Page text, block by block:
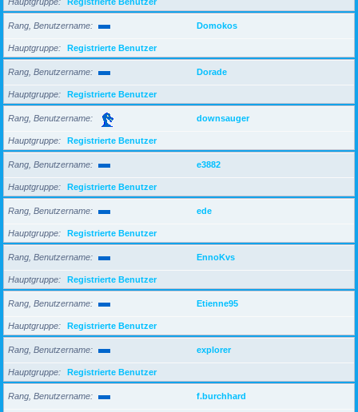
Rang, Benutzername Domokos
Hauptgruppe Registrierte Benutzer
Rang, Benutzername Dorade
Hauptgruppe Registrierte Benutzer
Rang, Benutzername downsauger
Hauptgruppe Registrierte Benutzer
Rang, Benutzername e3882
Hauptgruppe Registrierte Benutzer
Rang, Benutzername ede
Hauptgruppe Registrierte Benutzer
Rang, Benutzername EnnoKvs
Hauptgruppe Registrierte Benutzer
Rang, Benutzername Etienne95
Hauptgruppe Registrierte Benutzer
Rang, Benutzername explorer
Hauptgruppe Registrierte Benutzer
Rang, Benutzername f.burchhard